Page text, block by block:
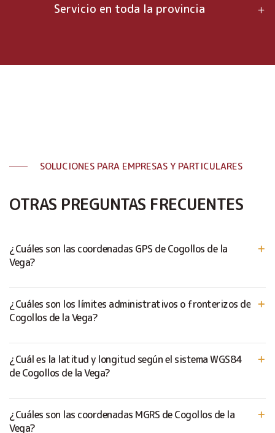
Servicio en toda la provincia
SOLUCIONES PARA EMPRESAS Y PARTICULARES
OTRAS PREGUNTAS FRECUENTES
¿Cuáles son las coordenadas GPS de Cogollos de la
Vega?
¿Cuáles son los límites administrativos o fronterizos de
Cogollos de la Vega?
¿Cuál es la latitud y longitud según el sistema WGS84
de Cogollos de la Vega?
¿Cuáles son las coordenadas MGRS de Cogollos de la
Vega?